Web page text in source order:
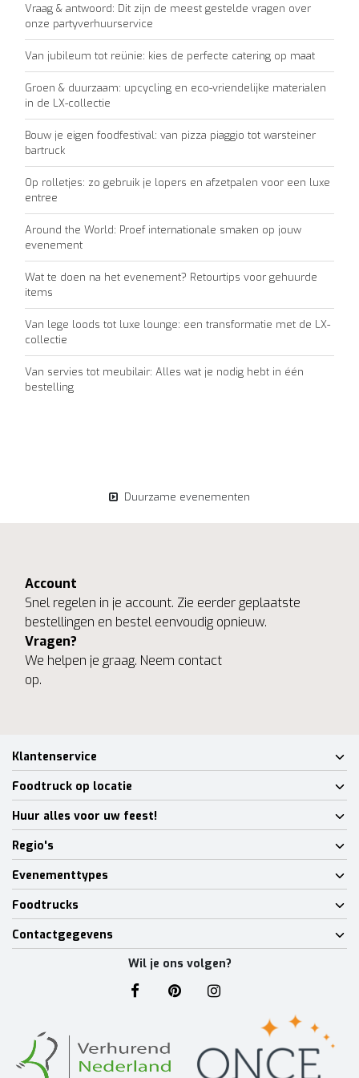
Vraag & antwoord: Dit zijn de meest gestelde vragen over
onze partyverhuurservice
Van jubileum tot reünie: kies de perfecte catering op maat
Groen & duurzaam: upcycling en eco-vriendelijke materialen
in de LX-collectie
Bouw je eigen foodfestival: van pizza piaggio tot warsteiner
bartruck
Op rolletjes: zo gebruik je lopers en afzetpalen voor een luxe
entree
Around the World: Proef internationale smaken op jouw
evenement
Wat te doen na het evenement? Retourtips voor gehuurde
items
Van lege loods tot luxe lounge: een transformatie met de LX-
collectie
Van servies tot meubilair: Alles wat je nodig hebt in één
bestelling
Duurzame evenementen
Account
Snel regelen in je account. Zie eerder geplaatste
bestellingen en bestel eenvoudig opnieuw.
Vragen?
We helpen je graag. Neem contact
op.
Klantenservice
Foodtruck op locatie
Huur alles voor uw feest!
Regio's
Evenementtypes
Foodtrucks
Contactgegevens
Wil je ons volgen?